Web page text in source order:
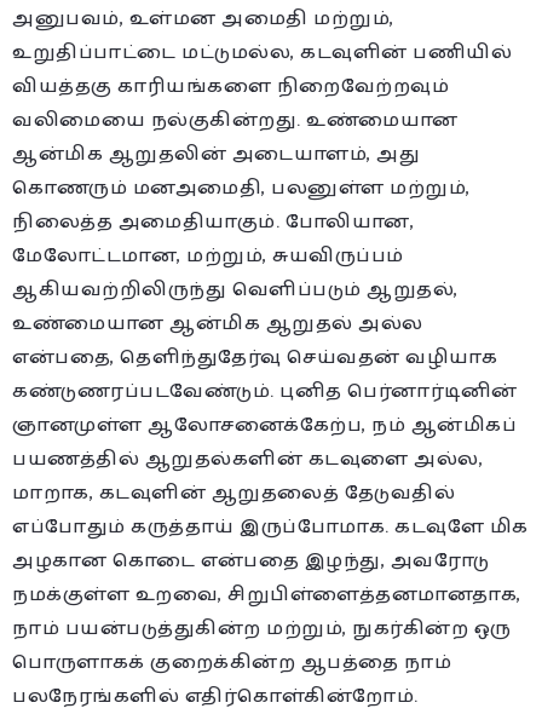
அனுபவம், உள்மன அமைதி மற்றும்,
உறுதிப்பாட்டை மட்டுமல்ல, கடவுளின் பணியில்
வியத்தகு காரியங்களை நிறைவேற்றவும்
வலிமையை நல்குகின்றது. உண்மையான
ஆன்மிக ஆறுதலின் அடையாளம், அது
கொணரும் மனஅமைதி, பலனுள்ள மற்றும்,
நிலைத்த அமைதியாகும். போலியான,
மேலோட்டமான, மற்றும், சுயவிருப்பம்
ஆகியவற்றிலிருந்து வெளிப்படும் ஆறுதல்,
உண்மையான ஆன்மிக ஆறுதல் அல்ல
என்பதை, தெளிந்துதேர்வு செய்வதன் வழியாக
கண்டுணரப்படவேண்டும். புனித பெர்னார்டினின்
ஞானமுள்ள ஆலோசனைக்கேற்ப, நம் ஆன்மிகப்
பயணத்தில் ஆறுதல்களின் கடவுளை அல்ல,
மாறாக, கடவுளின் ஆறுதலைத் தேடுவதில்
எப்போதும் கருத்தாய் இருப்போமாக. கடவுளே மிக
அழகான கொடை என்பதை இழந்து, அவரோடு
நமக்குள்ள உறவை, சிறுபிள்ளைத்தனமானதாக,
நாம் பயன்படுத்துகின்ற மற்றும், நுகர்கின்ற ஒரு
பொருளாகக் குறைக்கின்ற ஆபத்தை நாம்
பலநேரங்களில் எதிர்கொள்கின்றோம்.